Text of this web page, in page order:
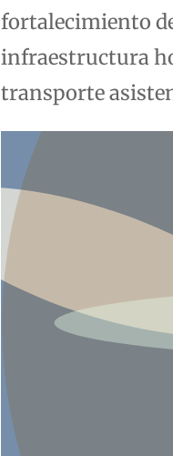
fortalecimiento
infraestructura
transporte